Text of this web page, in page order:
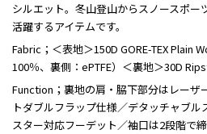
シルエット。冬山登山からスノースポー
活躍するアイテムです。
Fabric；＜表地＞150D GORE-TEX Plain
100％、裏側：ePTFE）＜裏地＞30D
Function；裏地の肩・脇下部分はレーザ
トダブルフラップ仕様／デタッチャブル
スター対応フーデット／袖口は2段階で